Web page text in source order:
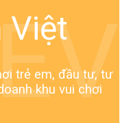
Việt
trẻ em, đầu tư, tư
khu vui chơi